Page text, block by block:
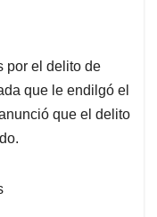
por el delito de
que le endilgó el
que el delito